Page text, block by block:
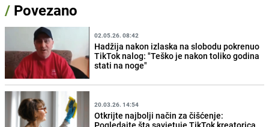
/ Povezano
02.05.26. 08:42
Hadžija nakon izlaska na slobodu pokrenuo
TikTok nalog: "Teško je nakon toliko godina
stati na noge"
20.03.26. 14:54
Otkrijte najbolji način za čišćenje: